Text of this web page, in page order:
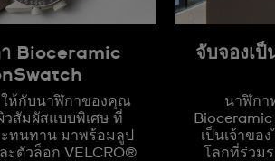
Bioceramic
ให้กับนาฬิกาของคุณ
วสัมผัสแบบพิเศษ ที่
ทนทาน มาพร้อมลูป
ะตัวล็อก VELCRO®
จับจองเป็
นาฬิกา
เป็นเจ้าขอ
โลกที่ร่วม